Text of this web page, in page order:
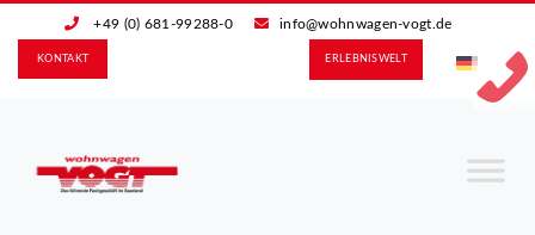
+49 (0) 681-99288-0 info@wohnwagen-vogt.de
ERLEBNIS­WELT
KONTAKT